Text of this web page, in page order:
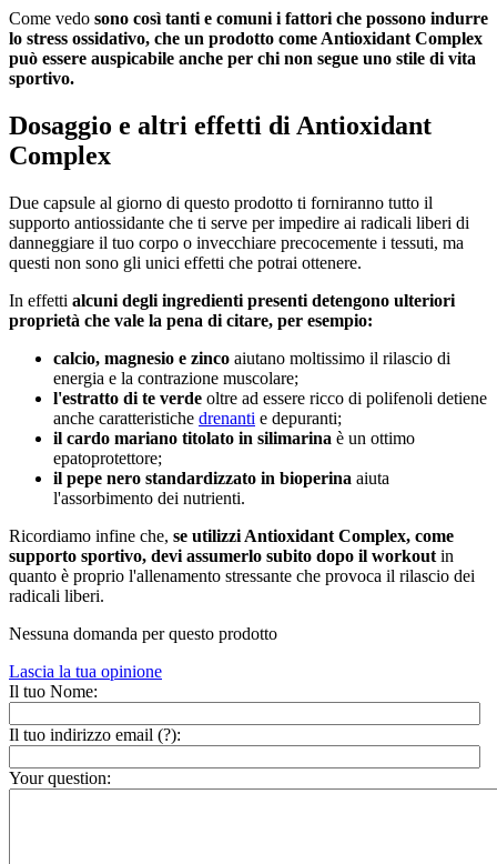
Come vedo sono così tanti e comuni i fattori che possono indurre
lo stress ossidativo, che un prodotto come Antioxidant Complex
può essere auspicabile anche per chi non segue uno stile di vita
sportivo.
Dosaggio e altri effetti di Antioxidant
Complex
Due capsule al giorno di questo prodotto ti forniranno tutto il
supporto antiossidante che ti serve per impedire ai radicali liberi di
danneggiare il tuo corpo o invecchiare precocemente i tessuti, ma
questi non sono gli unici effetti che potrai ottenere.
In effetti alcuni degli ingredienti presenti detengono ulteriori
proprietà che vale la pena di citare, per esempio:
calcio, magnesio e zinco aiutano moltissimo il rilascio di
energia e la contrazione muscolare;
l'estratto di te verde oltre ad essere ricco di polifenoli detiene
anche caratteristiche drenanti e depuranti;
il cardo mariano titolato in silimarina è un ottimo
epatoprotettore;
il pepe nero standardizzato in bioperina aiuta
l'assorbimento dei nutrienti.
Ricordiamo infine che, se utilizzi Antioxidant Complex, come
supporto sportivo, devi assumerlo subito dopo il workout in
quanto è proprio l'allenamento stressante che provoca il rilascio dei
radicali liberi.
Nessuna domanda per questo prodotto
Lascia la tua opinione
Il tuo Nome:
Il tuo indirizzo email (?):
Your question: